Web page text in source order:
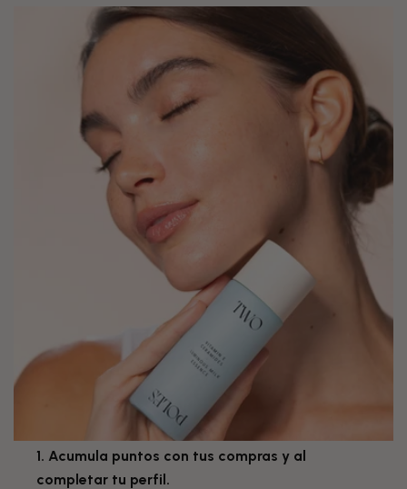
1. Acumula puntos con tus compras y al
completar tu perfil.